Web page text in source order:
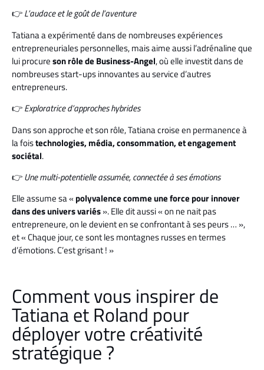
👉L’audace et le goût de l’aventure
Tatiana a expérimenté dans de nombreuses expériences
entrepreneuriales personnelles, mais aime aussi l’adrénaline que
lui procureson rôle de Business-Angel, où elle investit dans de
nombreuses start-ups innovantes au service d’autres
entrepreneurs.
👉Exploratrice d’approches hybrides
Dans son approche et son rôle, Tatiana croise en permanence à
la foistechnologies, média, consommation, et engagement
sociétal.
👉Une multi-potentielle assumée, connectée à ses émotions
Elle assume sa « polyvalence comme une force pour innover
dans des univers variés». Elle dit aussi « on ne nait pas
entrepreneure, on le devient en se confrontant à ses peurs … »,
et « Chaque jour, ce sont les montagnes russes en termes
d’émotions. C’est grisant ! »
Comment vous inspirer de
Tatiana et Roland pour
déployer votre créativité
stratégique ?